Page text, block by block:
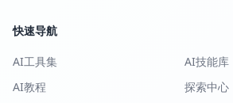
快速导航
AI工具集
AI技能库
AI教程
探索中心